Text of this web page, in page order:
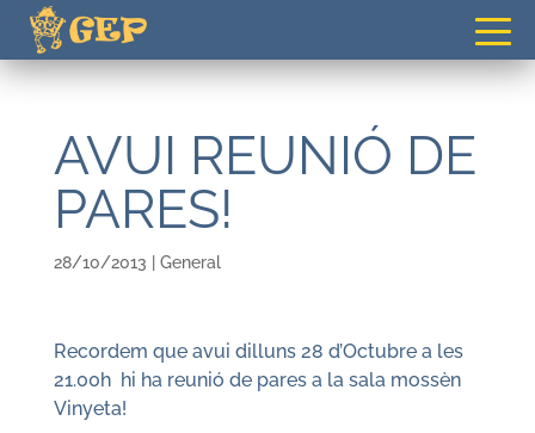
AVUI REUNIÓ DE
PARES!
28/10/2013 General
Recordem que avui dilluns 28 d’Octubre a les
21.00h hi ha reunió de pares a la sala mossèn
Vinyeta!